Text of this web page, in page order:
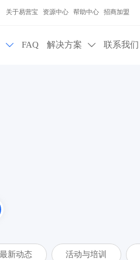
关于易营宝 资源中心 帮助中心 招商加盟
 FAQ 解决方案  联系我们
最新动态 活动与培训